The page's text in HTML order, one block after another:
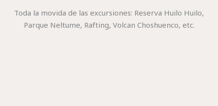
Toda la movida de las excursiones: Reserva Huilo Huilo,
Parque Neltume, Rafting, Volcan Choshuenco, etc.